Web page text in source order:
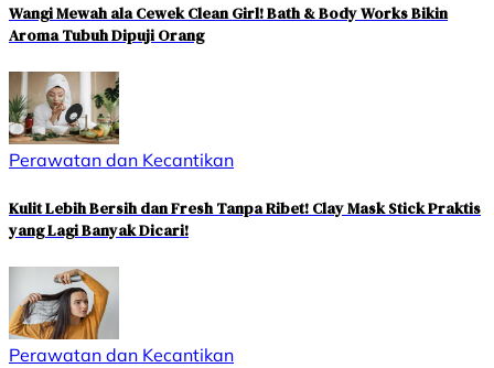
Wangi Mewah ala Cewek Clean Girl! Bath & Body Works Bikin
Aroma Tubuh Dipuji Orang
Perawatan dan Kecantikan
Kulit Lebih Bersih dan Fresh Tanpa Ribet! Clay Mask Stick Praktis
yang Lagi Banyak Dicari!
Perawatan dan Kecantikan